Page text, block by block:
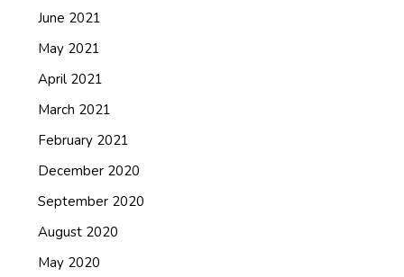
June 2021
May 2021
April 2021
March 2021
February 2021
December 2020
September 2020
August 2020
May 2020